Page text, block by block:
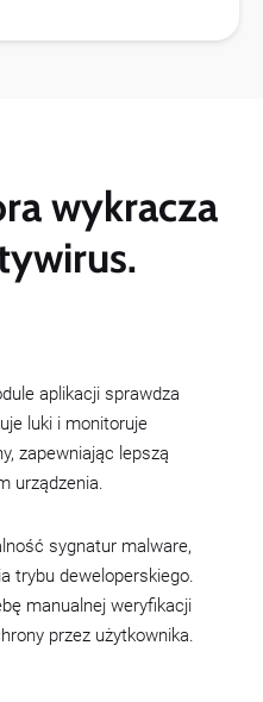
wykracza
aplikacji sprawdza
luki i monitoruje
zapewniając lepszą
urządzenia.
sygnatur malware,
trybu deweloperskiego.
manualnej weryfikacji
przez użytkownika.